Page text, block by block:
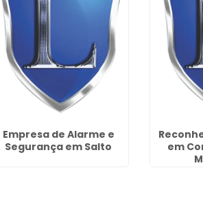
Empresa de Alarme e
Segurança em Salto
em